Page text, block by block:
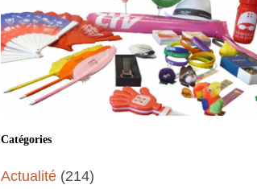
Catégories
Actualité (214)